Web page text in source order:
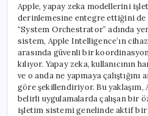
Apple, yapay zeka modellerini
derinlemesine entegre ettiğini de
“System Orchestrator” adında
sistem, Apple Intelligence’ın
arasında güvenli bir
kılıyor. Yapay zeka, kullanıcının
ve o anda ne yapmaya çalıştığını
göre şekillendiriyor. Bu yaklaşım,
belirli uygulamalarda çalışan bir
işletim sistemi genelinde aktif bir